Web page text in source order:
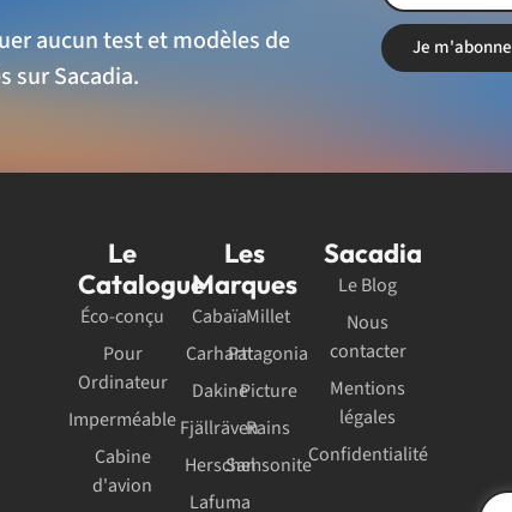
aucun test et modèles de
sur Sacadia.
Je m'abonne
Le
Catalogue
Éco-conçu
Pour
Ordinateur
Imperméable
Cabine
d'avion
Les
Marques
Cabaïa
Carhartt
Dakine
Fjällräven
Herschel
Lafuma
Millet
Patagonia
Picture
Rains
Samsonite
Sacadia
Le Blog
Nous
contacter
Mentions
légales
Confidentialité